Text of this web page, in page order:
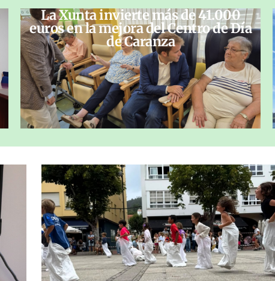
La Xunta invierte más de 41.000
euros en la mejora del Centro de Día
de Caranza